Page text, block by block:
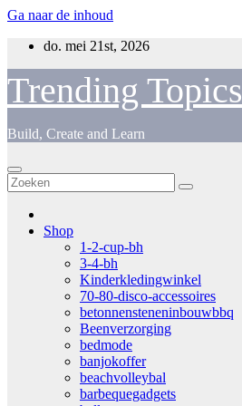
Ga naar de inhoud
do. mei 21st, 2026
Trending Topics
Build, Create and Learn
Shop
1-2-cup-bh
3-4-bh
Kinderkledingwinkel
70-80-disco-accessoires
betonnensteneninbouwbbq
Beenverzorging
bedmode
banjokoffer
beachvolleybal
barbequegadgets